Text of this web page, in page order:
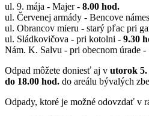
ul. 9. mája - Majer - 8.00 hod.
ul. Červenej armády - Bencove
ul. Obrancov mieru - starý pľac pri
ul. Sládkovičova - pri kotolni - 9.30
Nám. K. Salvu - pri obecnom úrade -
Odpad môžete doniesť aj v utorok 5.
do 18.00 hod. do areálu bývalých
Odpady, ktoré je možné odovzdať v